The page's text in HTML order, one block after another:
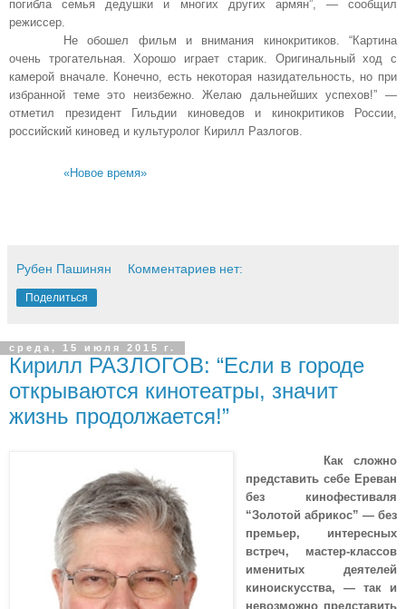
погибла семья дедушки и многих других армян”, — сообщил
режиссер.
Не обошел фильм и внимания кинокритиков. “Картина
очень трогательная. Хорошо играет старик. Оригинальный ход с
камерой вначале. Конечно, есть некоторая назидательность, но при
избранной теме это неизбежно. Желаю дальнейших успехов!” —
отметил президент Гильдии киноведов и кинокритиков России,
российский киновед и культуролог Кирилл Разлогов.
«Новое время»
Рубен Пашинян Комментариев нет:
Поделиться
среда, 15 июля 2015 г.
Кирилл РАЗЛОГОВ: “Если в городе
открываются кинотеатры, значит
жизнь продолжается!”
Как сложно
представить себе Ереван
без кинофестиваля
“Золотой абрикос” — без
премьер, интересных
встреч, мастер-классов
именитых деятелей
киноискусства, — так и
невозможно представить